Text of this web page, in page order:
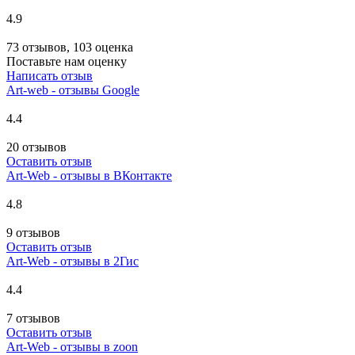
4.9
73 отзывов, 103 оценка
Поставьте нам оценку
Написать отзыв
Art-web - отзывы Google
4.4
20 отзывов
Оставить отзыв
Art-Web - отзывы в ВКонтакте
4.8
9 отзывов
Оставить отзыв
Art-Web - отзывы в 2Гис
4.4
7 отзывов
Оставить отзыв
Art-Web - отзывы в zoon